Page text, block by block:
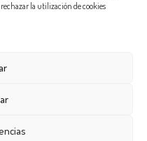
la utilización de cookies
García 2025 – Diseñado